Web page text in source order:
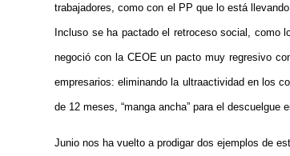
trabajadores, como con el PP que lo está
Incluso se ha pactado el retroceso social, como
negoció con la CEOE un pacto muy regresivo
empresarios: eliminando la ultraactividad en los
de 12 meses, “manga ancha” para el descuelgue
Junio nos ha vuelto a prodigar dos ejemplos de